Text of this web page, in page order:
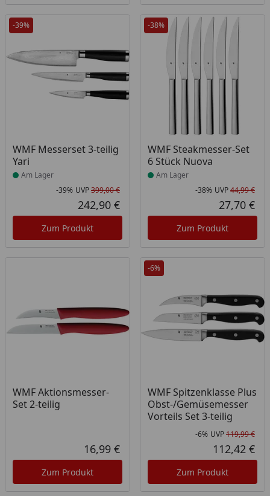
-39%
WMF Messerset 3-teilig
Yari
Produkt am Lager
Am Lager
Rabatt in Prozent
-39%
Ursprünglicher Preis
UVP399,00 €
Aktueller Preis
242,90 €
Zum Produkt
-38%
WMF Steakmesser-Set
6 Stück Nuova
Produkt am Lager
Am Lager
-38% UVP44,99 €
27,70 €
Zum Produkt
WMF Aktionsmesser-
Set 2-teilig
Aktueller Preis
16,99 €
Zum Produkt
-6%
WMF Spitzenklasse Plus
Obst-/Gemüsemesser
Vorteils Set 3-teilig
-6% UVP119,99 €
112,42 €
Zum Produkt